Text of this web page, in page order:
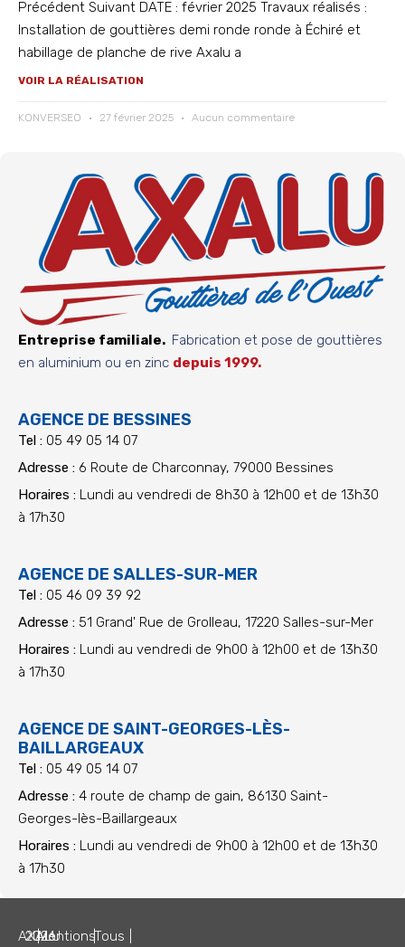
Précédent Suivant DATE : février 2025 Travaux réalisés :
Installation de gouttières demi ronde ronde à Échiré et
habillage de planche de rive Axalu a
VOIR LA RÉALISATION
KONVERSEO 27 février 2025 Aucun commentaire
Entreprise familiale. Fabrication et pose de gouttières
en aluminium ou en zinc depuis 1999.
AGENCE DE BESSINES
Tel : 05 49 05 14 07
Adresse : 6 Route de Charconnay, 79000 Bessines
Horaires : Lundi au vendredi de 8h30 à 12h00 et de 13h30
à 17h30
AGENCE DE SALLES-SUR-MER
Tel : 05 46 09 39 92
Adresse : 51 Grand' Rue de Grolleau, 17220 Salles-sur-Mer
Horaires : Lundi au vendredi de 9h00 à 12h00 et de 13h30
à 17h30
AGENCE DE SAINT-GEORGES-LÈS-
BAILLARGEAUX
Tel : 05 49 05 14 07
Adresse : 4 route de champ de gain, 86130 Saint-
Georges-lès-Baillargeaux
Horaires : Lundi au vendredi de 9h00 à 12h00 et de 13h30
à 17h30
AXALU
2026
|Mentions|Tous